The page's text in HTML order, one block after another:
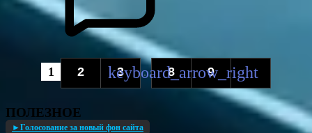
1 2 3 ... 8 9
ПОЛЕЗНОЕ
►Голосование за новый фон сайта